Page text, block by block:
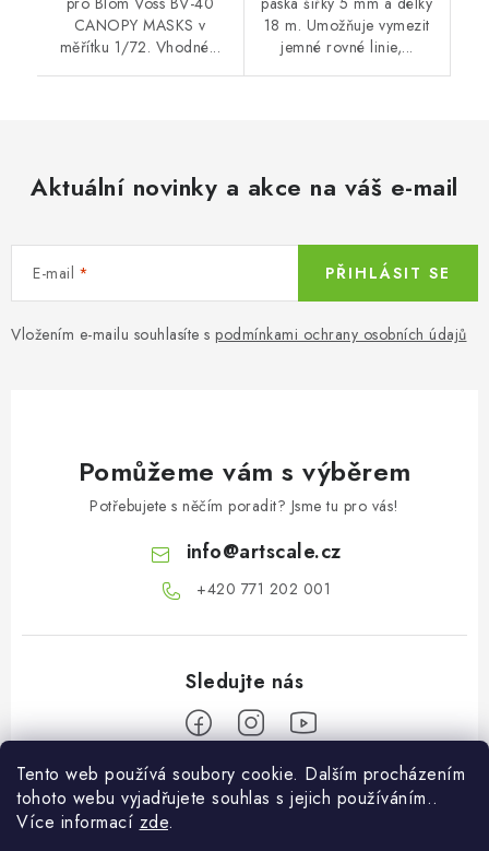
Tento web používá soubory cookie. Dalším procházením
tohoto webu vyjadřujete souhlas s jejich používáním..
Více informací zde.
CANOPY MASKS v
měřítku 1/72. Vhodné...
18 m. Umožňuje vymezit
jemné rovné linie,...
Aktuální novinky a akce na váš e-mail
E-mail
Vložením e-mailu souhlasíte s podmínkami ochrany osobních údajů
PŘIHLÁSIT SE
Pomůžeme vám s výběrem
Potřebujete s něčím poradit? Jsme tu pro vás!
info@artscale.cz
+420 771 202 001​
Informace pro vás